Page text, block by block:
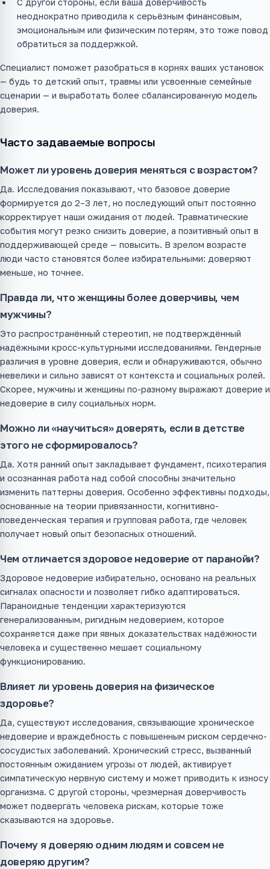
С другой стороны, если ваша доверчивость
неоднократно приводила к серьёзным финансовым,
эмоциональным или физическим потерям, это тоже повод
обратиться за поддержкой.
Специалист поможет разобраться в корнях ваших установок
— будь то детский опыт, травмы или усвоенные семейные
сценарии — и выработать более сбалансированную модель
доверия.
Часто задаваемые вопросы
Может ли уровень доверия меняться с возрастом?
Да. Исследования показывают, что базовое доверие
формируется до 2–3 лет, но последующий опыт постоянно
корректирует наши ожидания от людей. Травматические
события могут резко снизить доверие, а позитивный опыт в
поддерживающей среде — повысить. В зрелом возрасте
люди часто становятся более избирательными: доверяют
меньше, но точнее.
Правда ли, что женщины более доверчивы, чем
мужчины?
Это распространённый стереотип, не подтверждённый
надёжными кросс-культурными исследованиями. Гендерные
различия в уровне доверия, если и обнаруживаются, обычно
невелики и сильно зависят от контекста и социальных ролей.
Скорее, мужчины и женщины по-разному выражают доверие и
недоверие в силу социальных норм.
Можно ли «научиться» доверять, если в детстве
этого не сформировалось?
Да. Хотя ранний опыт закладывает фундамент, психотерапия
и осознанная работа над собой способны значительно
изменить паттерны доверия. Особенно эффективны подходы,
основанные на теории привязанности, когнитивно-
поведенческая терапия и групповая работа, где человек
получает новый опыт безопасных отношений.
Чем отличается здоровое недоверие от паранойи?
Здоровое недоверие избирательно, основано на реальных
сигналах опасности и позволяет гибко адаптироваться.
Параноидные тенденции характеризуются
генерализованным, ригидным недоверием, которое
сохраняется даже при явных доказательствах надёжности
человека и существенно мешает социальному
функционированию.
Влияет ли уровень доверия на физическое
здоровье?
Да, существуют исследования, связывающие хроническое
недоверие и враждебность с повышенным риском сердечно-
сосудистых заболеваний. Хронический стресс, вызванный
постоянным ожиданием угрозы от людей, активирует
симпатическую нервную систему и может приводить к износу
организма. С другой стороны, чрезмерная доверчивость
может подвергать человека рискам, которые тоже
сказываются на здоровье.
Почему я доверяю одним людям и совсем не
доверяю другим?